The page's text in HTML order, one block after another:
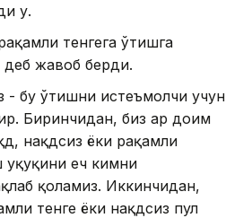
у.
тенгега ўтишга
жавоб берди.
- бу ўтишни истеъмолчи учун
Биринчидан, биз ҳар доим
нақдсиз ёки рақамли
ҳеч кимни
қоламиз. Иккинчидан,
тенге ёки нақдсиз пул